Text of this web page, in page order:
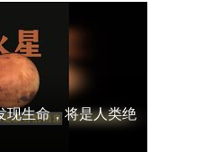
现生命，将是人类绝